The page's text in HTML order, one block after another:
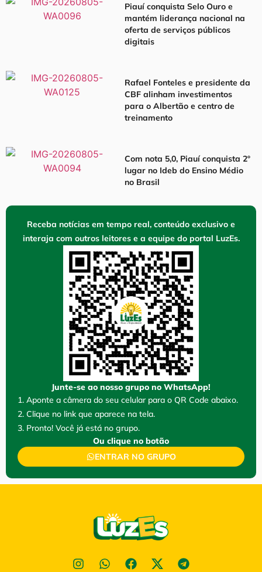
Piauí conquista Selo Ouro e
mantém liderança nacional na
oferta de serviços públicos
digitais
Rafael Fonteles e presidente da
CBF alinham investimentos
para o Albertão e centro de
treinamento
Com nota 5,0, Piauí conquista 2º
lugar no Ideb do Ensino Médio
no Brasil
Receba notícias em tempo real, conteúdo exclusivo e
interaja com outros leitores e a equipe do portal LuzEs.
Junte-se ao nosso grupo no WhatsApp!
1. Aponte a câmera do seu celular para o QR Code abaixo.
2. Clique no link que aparece na tela.
3. Pronto! Você já está no grupo.
Ou clique no botão
ENTRAR NO GRUPO